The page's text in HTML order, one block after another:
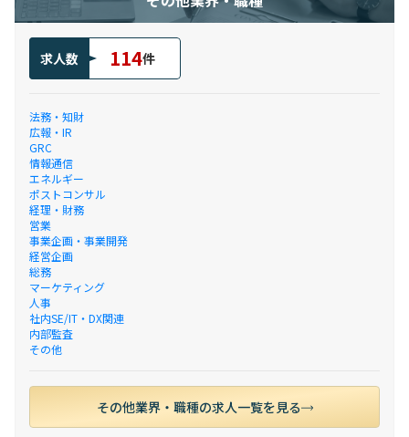
求人数 114件
法務・知財
広報・IR
GRC
情報通信
エネルギー
ポストコンサル
経理・財務
営業
事業企画・事業開発
経営企画
総務
マーケティング
人事
社内SE/IT・DX関連
内部監査
その他
その他業界・職種の求人一覧を見る